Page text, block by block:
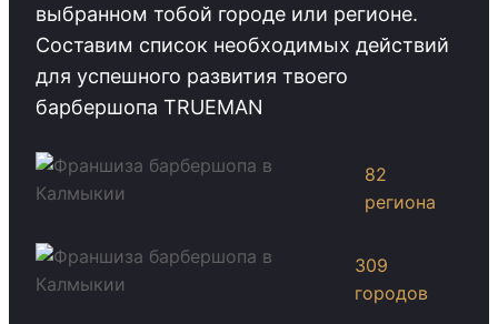
выбранном тобой городе или регионе.
Cоставим список необходимых действий
для успешного развития твоего
барбершопа TRUEMAN
82
региона
309
городов